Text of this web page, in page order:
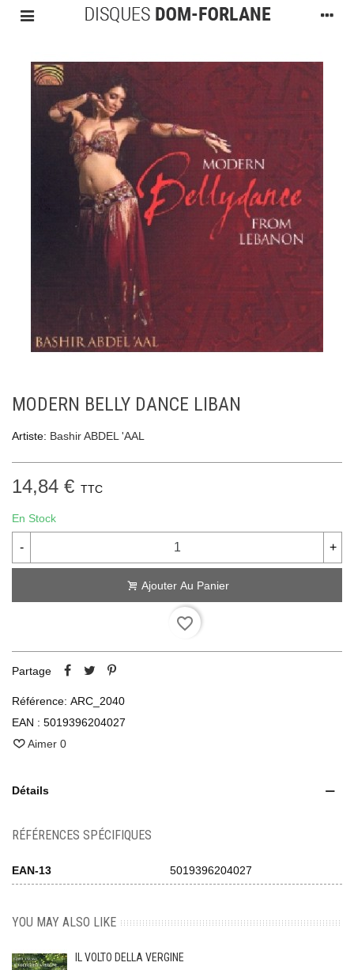
MODERN BELLY DANCE LIBAN
Artiste: Bashir ABDEL 'AAL
14,84 € TTC
En Stock
- +
Ajouter Au Panier
favorite_border
Partage
Référence: ARC_2040
EAN : 5019396204027
Aimer 0
Détails
RÉFÉRENCES SPÉCIFIQUES
EAN-13 5019396204027
YOU MAY ALSO LIKE
IL VOLTO DELLA VERGINE